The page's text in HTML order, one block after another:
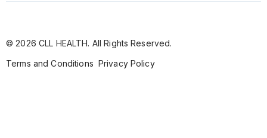
© 2026 CLL HEALTH. All Rights Reserved.
Terms and Conditions Privacy Policy